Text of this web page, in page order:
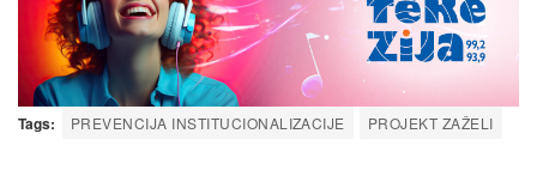
Tags: PREVENCIJA INSTITUCIONALIZACIJE PROJEKT ZAŽELI